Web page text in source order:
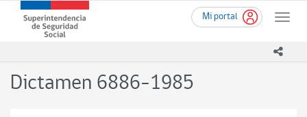
contenido
Mi portal
Toggle
Superintendencia
de
-
Dictamen 6886-1985